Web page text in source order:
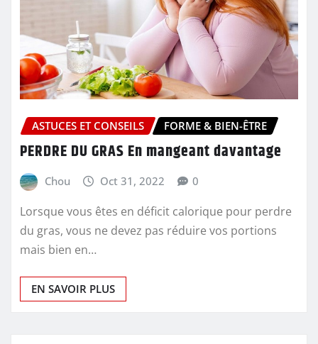
ASTUCES ET CONSEILS FORME & BIEN-ÊTRE
PERDRE DU GRAS En mangeant davantage
Chou Oct 31, 2022 0
Lorsque vous êtes en déficit calorique pour perdre
du gras, vous ne devez pas réduire vos portions
mais bien en…
EN SAVOIR PLUS